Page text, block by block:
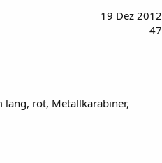
19 Dez 2012
47
lang, rot, Metallkarabiner,